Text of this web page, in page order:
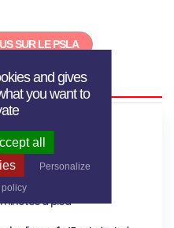
SUR LE PSLA
à pied
and gives
you want to
all
Personalize
policy